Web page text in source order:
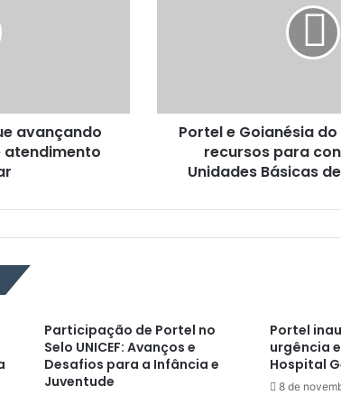
avançando
atendimento
o
s
r
Portel e Goianésia
recursos para
Unidades Básicas
Participação de Portel no
Selo UNICEF: Avanços e
Desafios para a Infância e
Juventude
Portel
urgência
Hospital
8 de